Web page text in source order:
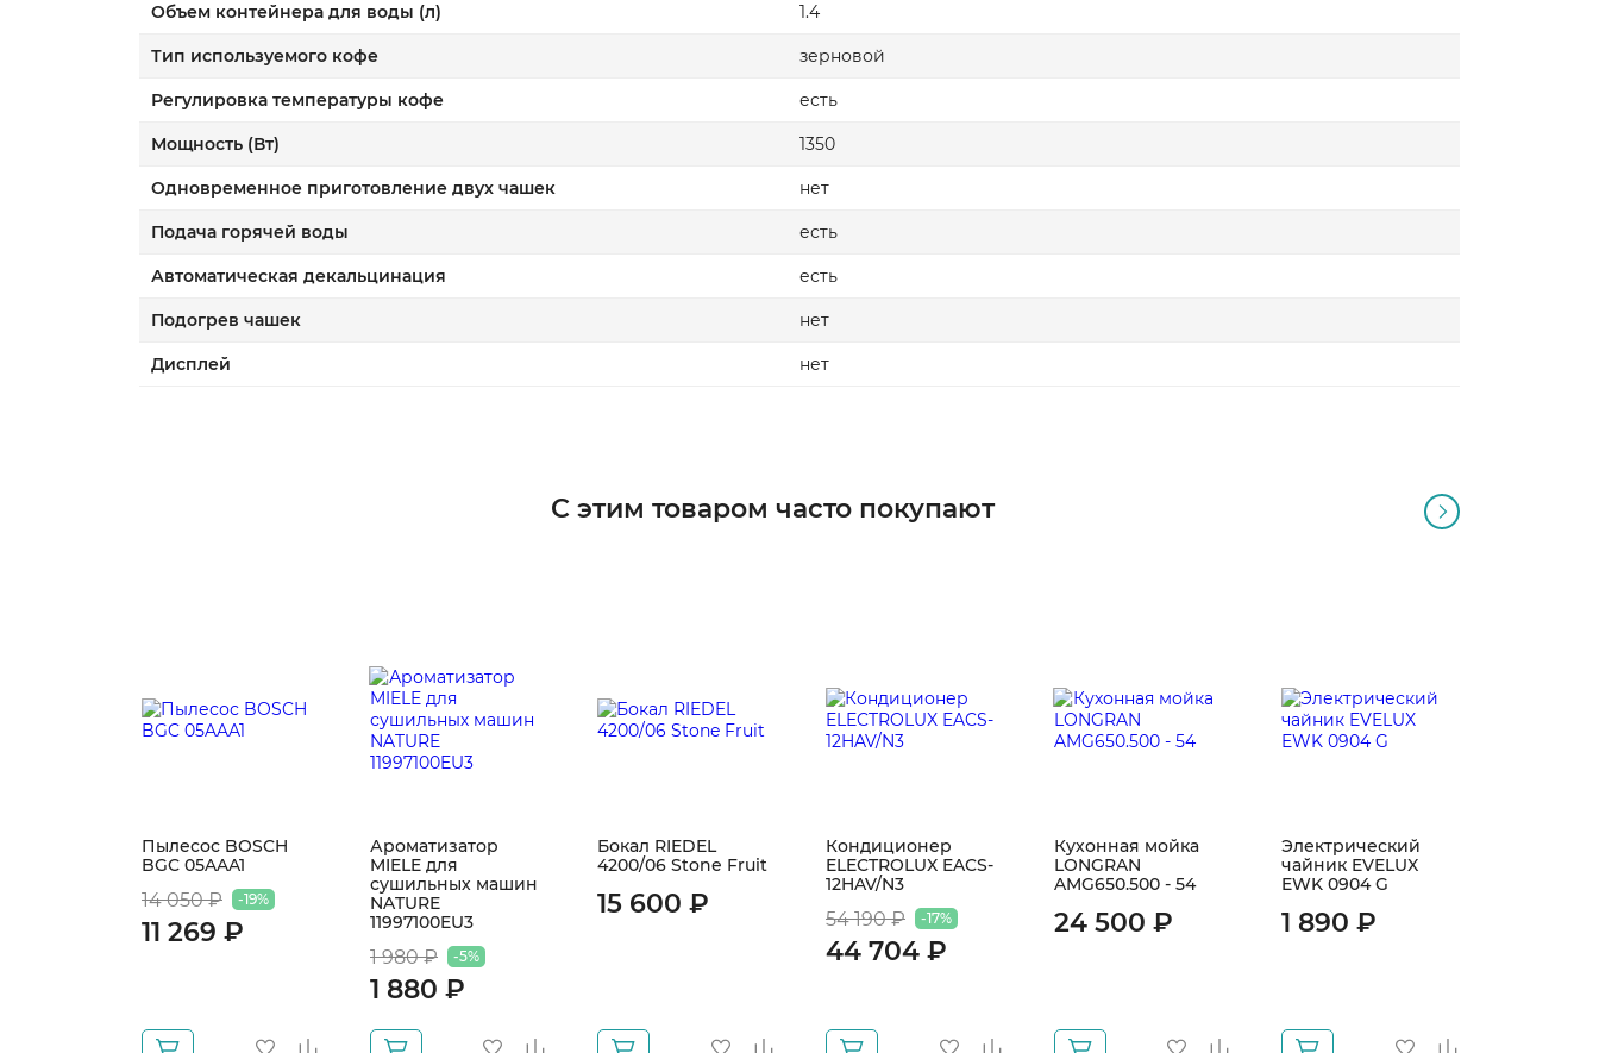
Объем контейнера для воды (л) 1.4
Тип используемого кофе зерновой
Регулировка температуры кофе есть
Мощность (Вт) 1350
Одновременное приготовление двух чашек нет
Подача горячей воды есть
Автоматическая декальцинация есть
Подогрев чашек нет
Дисплей нет
С этим товаром часто покупают
Пылесос BOSCH
BGC 05AAA1
14 050 ₽ -19%
11 269 ₽
Ароматизатор
MIELE для
сушильных машин
NATURE
11997100EU3
1 980 ₽ -5%
1 880 ₽
Бокал RIEDEL
4200/06 Stone Fruit
15 600 ₽
Кондиционер
ELECTROLUX EACS-
12HAV/N3
54 190 ₽ -17%
44 704 ₽
Кухонная мойка
LONGRAN
AMG650.500 - 54
24 500 ₽
Электрический
чайник EVELUX
EWK 0904 G
1 890 ₽